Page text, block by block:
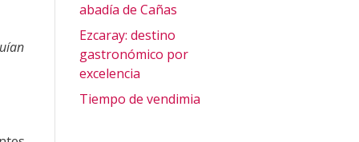
abadía de Cañas
Ezcaray: destino
gastronómico por
excelencia
Tiempo de vendimia